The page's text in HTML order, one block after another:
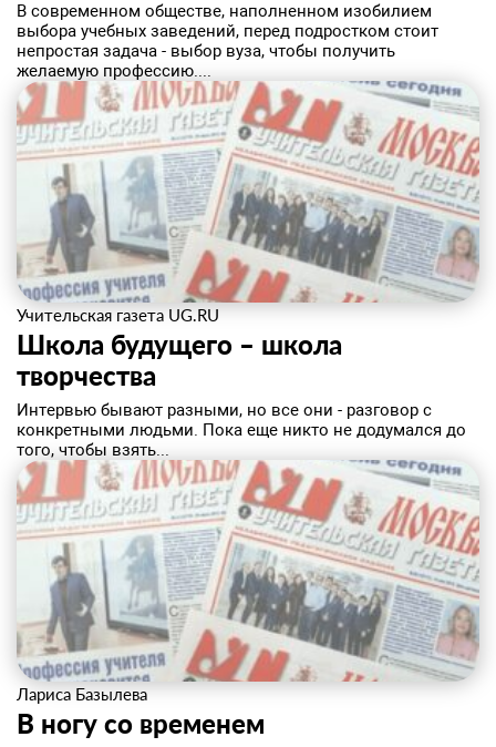
В современном обществе, наполненном изобилием
выбора учебных заведений, перед подростком стоит
непростая задача - выбор вуза, чтобы получить
желаемую профессию....
Учительская газета UG.RU
Школа будущего – школа
творчества
Интервью бывают разными, но все они - разговор с
конкретными людьми. Пока еще никто не додумался до
того, чтобы взять...
Лариса Базылева
В ногу со временем